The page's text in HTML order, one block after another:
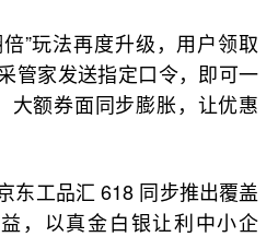
”玩法再度升级，用户领取
管家发送指定口令，即可一
大额券面同步膨胀，让优惠
东工品汇 618 同步推出覆盖
，以真金白银让利中小企